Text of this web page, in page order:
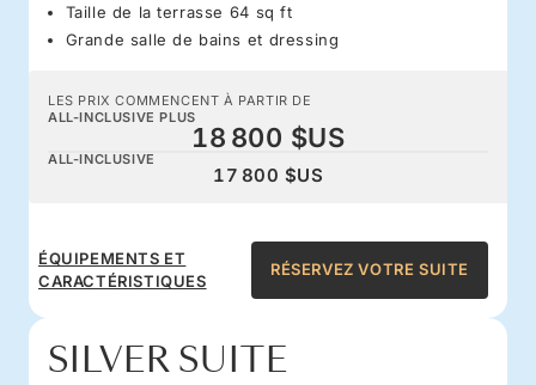
Taille de la terrasse 64 sq ft
Grande salle de bains et dressing
LES PRIX COMMENCENT À PARTIR DE
ALL-INCLUSIVE PLUS
18 800 $US
ALL-INCLUSIVE
17 800 $US
ÉQUIPEMENTS ET
CARACTÉRISTIQUES
RÉSERVEZ VOTRE SUITE
SILVER SUITE